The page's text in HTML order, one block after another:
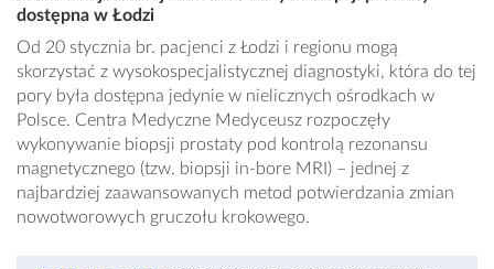
dostępna w Łodzi
Od 20 stycznia br. pacjenci z Łodzi i regionu mogą
skorzystać z wysokospecjalistycznej diagnostyki, która do tej
pory była dostępna jedynie w nielicznych ośrodkach w
Polsce. Centra Medyczne Medyceusz rozpoczęły
wykonywanie biopsji prostaty pod kontrolą rezonansu
magnetycznego (tzw. biopsji in-bore MRI) – jednej z
najbardziej zaawansowanych metod potwierdzania zmian
nowotworowych gruczołu krokowego.